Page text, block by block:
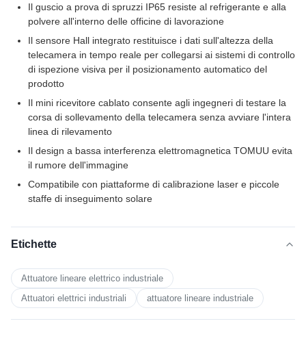
Il guscio a prova di spruzzi IP65 resiste al refrigerante e alla
polvere all'interno delle officine di lavorazione
Il sensore Hall integrato restituisce i dati sull'altezza della
telecamera in tempo reale per collegarsi ai sistemi di controllo
di ispezione visiva per il posizionamento automatico del
prodotto
Il mini ricevitore cablato consente agli ingegneri di testare la
corsa di sollevamento della telecamera senza avviare l'intera
linea di rilevamento
Il design a bassa interferenza elettromagnetica TOMUU evita
il rumore dell'immagine
Compatibile con piattaforme di calibrazione laser e piccole
staffe di inseguimento solare
Etichette
Attuatore lineare elettrico industriale
Attuatori elettrici industriali
attuatore lineare industriale